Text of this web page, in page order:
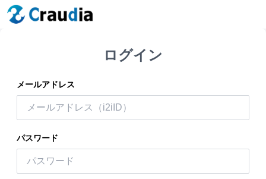
ログイン
メールアドレス
パスワード